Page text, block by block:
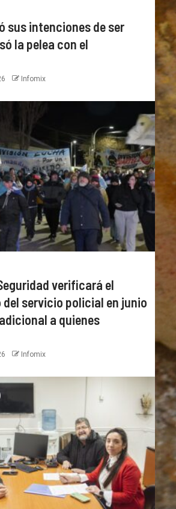
sus intenciones de ser
la pelea con el
Infomix
verificará el
servicio policial en junio
a quienes
Infomix